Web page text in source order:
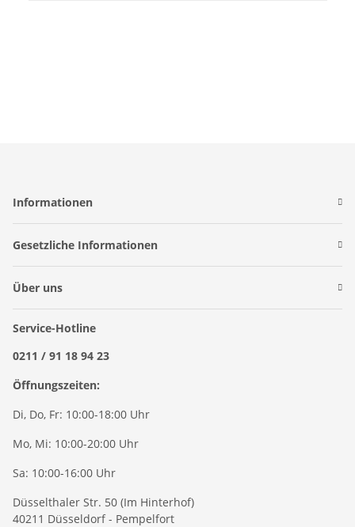
Informationen
Gesetzliche Informationen
Über uns
Service-Hotline
0211 / 91 18 94 23
Öffnungszeiten:
Di, Do, Fr: 10:00-18:00 Uhr
Mo, Mi: 10:00-20:00 Uhr
Sa: 10:00-16:00 Uhr
Düsselthaler Str. 50 (Im Hinterhof)
40211 Düsseldorf - Pempelfort